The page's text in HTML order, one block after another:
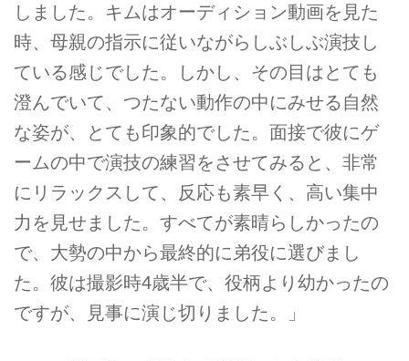
しました。キムはオーディション動画を見た
時、母親の指示に従いながらしぶしぶ演技し
ている感じでした。しかし、その目はとても
澄んでいて、つたない動作の中にみせる自然
な姿が、とても印象的でした。面接で彼にゲ
ームの中で演技の練習をさせてみると、非常
にリラックスして、反応も素早く、高い集中
力を見せました。すべてが素晴らしかったの
で、大勢の中から最終的に弟役に選びまし
た。彼は撮影時4歳半で、役柄より幼かったの
ですが、見事に演じ切りました。」